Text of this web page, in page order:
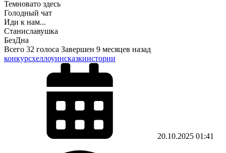
Темновато здесь
Голодный чат
Иди к нам...
Станиславушка
БезДна
Всего 32 голоса Завершен 9 месяцев назад
конкурсхеллоуинсказкиистории
20.10.2025 01:41